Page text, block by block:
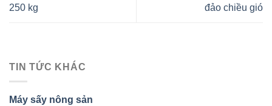
250 kg
đảo chiều gió
TIN TỨC KHÁC
Máy sấy nông sản